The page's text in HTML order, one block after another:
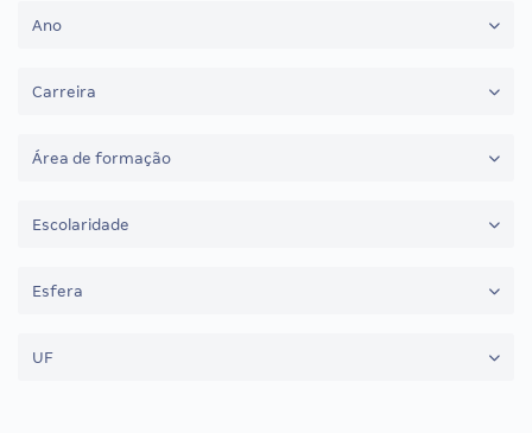
Ano
Carreira
Área de formação
Escolaridade
Esfera
UF